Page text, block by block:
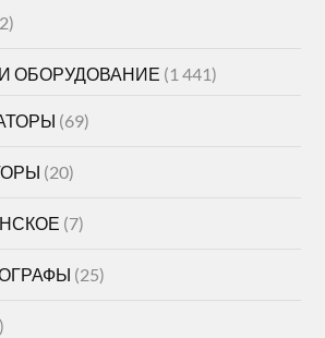
ОБОРУДОВАНИЕ (1 441)
(69)
(20)
(7)
(25)